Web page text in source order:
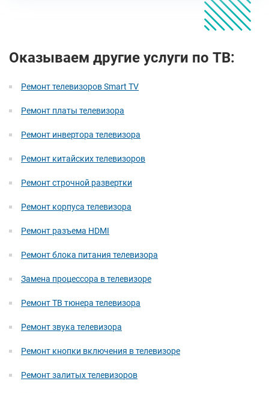
Оказываем другие услуги по ТВ:
Ремонт телевизоров Smart TV
Ремонт платы телевизора
Ремонт инвертора телевизора
Ремонт китайских телевизоров
Ремонт строчной развертки
Ремонт корпуса телевизора
Ремонт разъема HDMI
Ремонт блока питания телевизора
Замена процессора в телевизоре
Ремонт ТВ тюнера телевизора
Ремонт звука телевизора
Ремонт кнопки включения в телевизоре
Ремонт залитых телевизоров